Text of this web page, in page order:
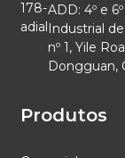
ADD: 4º e
Industrial
nº 1, Yile
Dongguan,
Produtos